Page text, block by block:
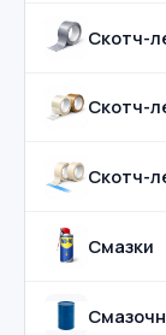
Скотч-
Скотч-
Скотч-
Смазки